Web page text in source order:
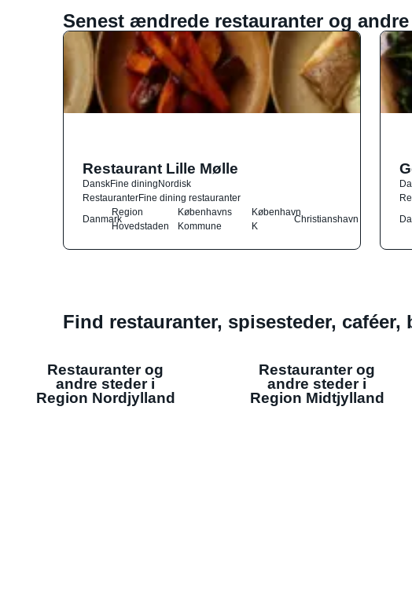
Senest ændrede restauranter og
Restaurant Lille Mølle
DanskFine diningNordisk
RestauranterFine dining restauranter
Danmark
Region
Hovedstaden
Københavns
Kommune
København
K
Christianshavn
Find restauranter, spisesteder,
Restauranter og
andre steder i
Region Nordjylland
Restauranter og
andre steder i
Region Midtjylland